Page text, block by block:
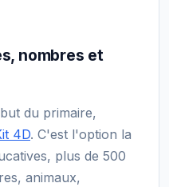
nombres et
du primaire,
4D. C'est l'option la
plus de 500
animaux,